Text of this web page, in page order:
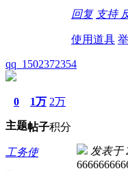
回复 支持
使用道具
qq_1502372354
0
主题
1万
帖子
2万
积分
工务使 发表于